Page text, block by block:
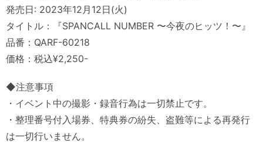
発売日: 2023年12月12日(火)
タイトル：『SPANCALL NUMBER 〜今夜のヒッツ！〜』
品番：QARF-60218
価格：税込¥2,250-
◆注意事項
・イベント中の撮影・録音行為は一切禁止です。
・整理番号付入場券、特典券の紛失、盗難等による再発行
は一切行いません。